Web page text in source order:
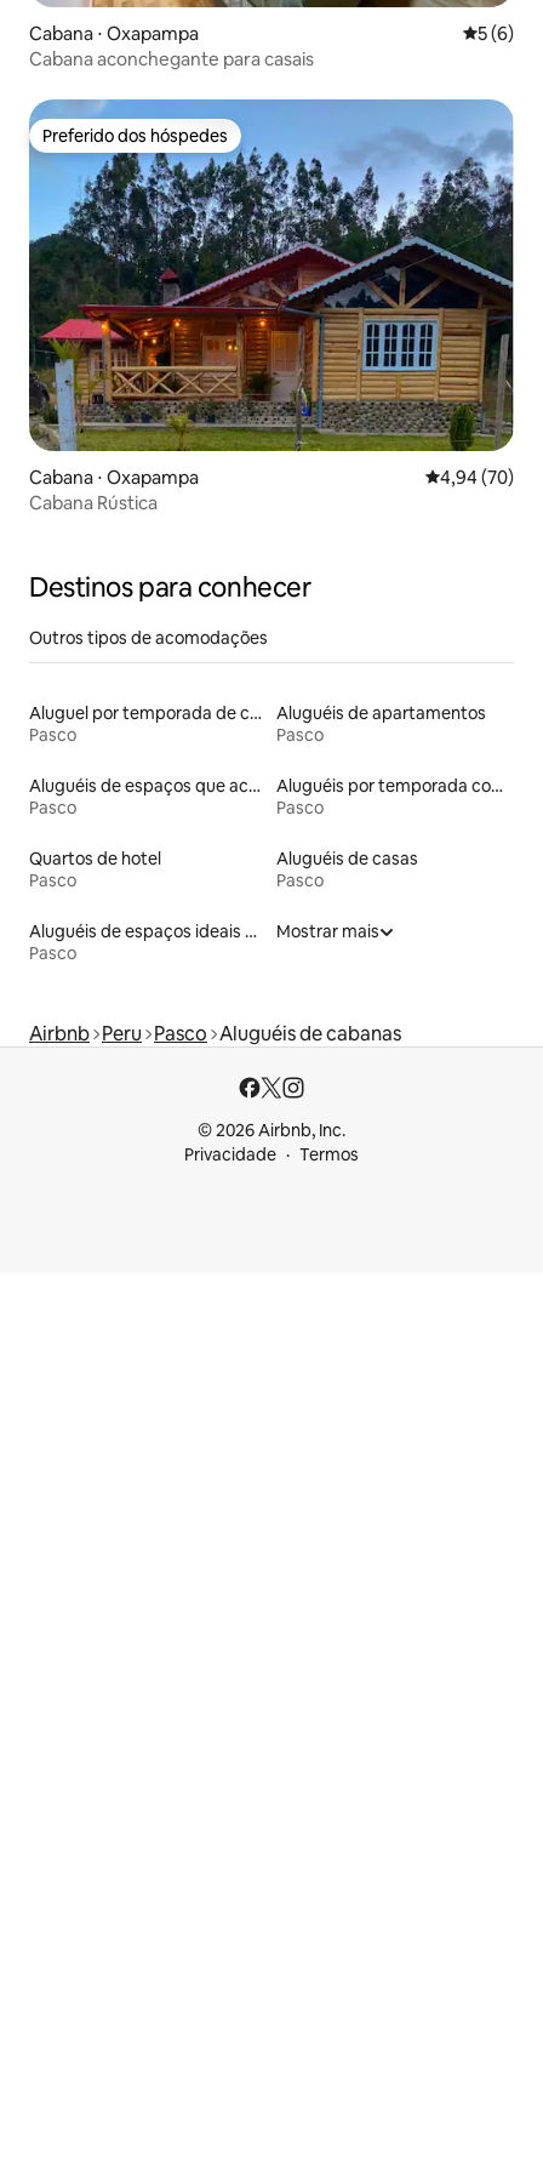
Cabana ⋅ Oxapampa 5 de
5 (6)
Cabana aconchegante para casais
Preferido dos hóspedes
Preferido dos hóspedes
Cabana ⋅ Oxapampa 4,94 de uma
4,94 (70)
Cabana Rústica
Destinos para conhecer
Outros tipos de acomodações
Aluguel por temporada de casas de hóspedes
Pasco
Aluguéis de apartamentos
Pasco
Aluguéis de espaços que aceitam animais de estimação
Pasco
Aluguéis por temporada com café da manhã
Pasco
Quartos de hotel
Pasco
Aluguéis de casas
Pasco
Aluguéis de espaços ideais para famílias
Pasco
Mostrar mais
Airbnb Peru Pasco Aluguéis de cabanas
© 2026 Airbnb, Inc.
Privacidade
Termos